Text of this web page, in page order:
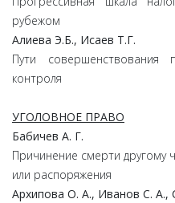
рубежом
Алиева Э.Б., Исаев Т.Г.
Пути совершенствования
контроля
УГОЛОВНОЕ ПРАВО
Бабичев А. Г.
Причинение смерти другому
или распоряжения
Архипова О. А., Иванов С. А.,